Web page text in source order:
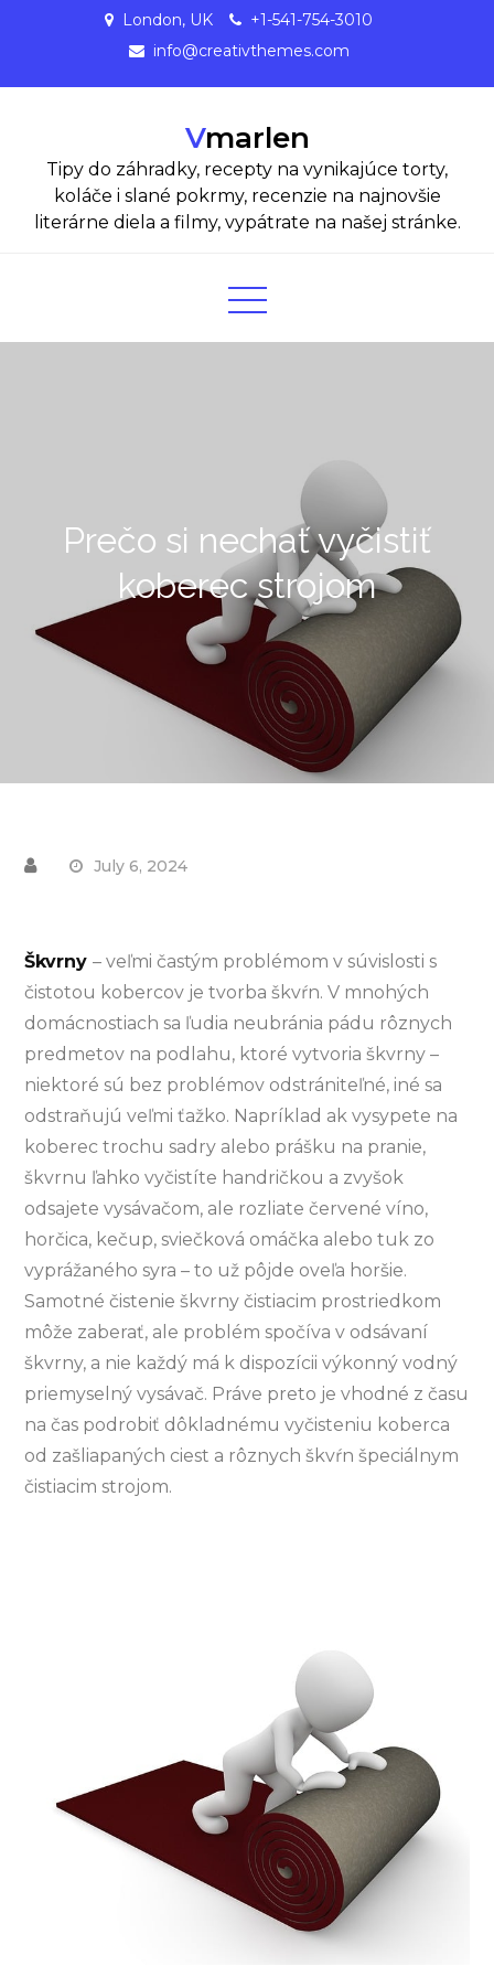
London, UK
+1-541-754-3010
info@creativthemes.com
Vmarlen
Tipy do záhradky, recepty na vynikajúce torty,
koláče i slané pokrmy, recenzie na najnovšie
literárne diela a filmy, vypátrate na našej stránke.
Prečo si nechať vyčistiť
koberec strojom
July 6, 2024
Škvrny– veľmi častým problémom v súvislosti s
čistotou kobercov je tvorba škvŕn. V mnohých
domácnostiach sa ľudia neubránia pádu rôznych
predmetov na podlahu, ktoré vytvoria škvrny –
niektoré sú bez problémov odstrániteľné, iné sa
odstraňujú veľmi ťažko. Napríklad ak vysypete na
koberec trochu sadry alebo prášku na pranie,
škvrnu ľahko vyčistíte handričkou a zvyšok
odsajete vysávačom, ale rozliate červené víno,
horčica, kečup, sviečková omáčka alebo tuk zo
vyprážaného syra – to už pôjde oveľa horšie.
Samotné čistenie škvrny čistiacim prostriedkom
môže zaberať, ale problém spočíva v odsávaní
škvrny, a nie každý má k dispozícii výkonný vodný
priemyselný vysávač. Práve preto je vhodné z času
na čas podrobiť dôkladnému vyčisteniu koberca
od zašliapaných ciest a rôznych škvŕn špeciálnym
čistiacim strojom.